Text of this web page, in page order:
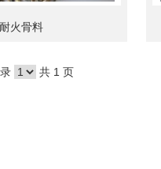
耐火骨料
共 1 页